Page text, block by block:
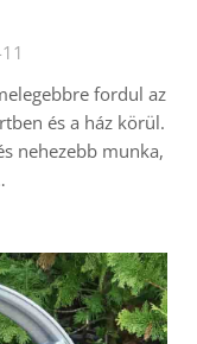
fordul az
és a ház körül.
nehezebb munka,